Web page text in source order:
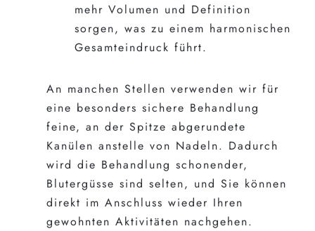
mehr Volumen und Definition
sorgen, was zu einem harmonischen
Gesamteindruck führt.
An manchen Stellen verwenden wir für
eine besonders sichere Behandlung
feine, an der Spitze abgerundete
Kanülen anstelle von Nadeln. Dadurch
wird die Behandlung schonender,
Blutergüsse sind selten, und Sie können
direkt im Anschluss wieder Ihren
gewohnten Aktivitäten nachgehen.